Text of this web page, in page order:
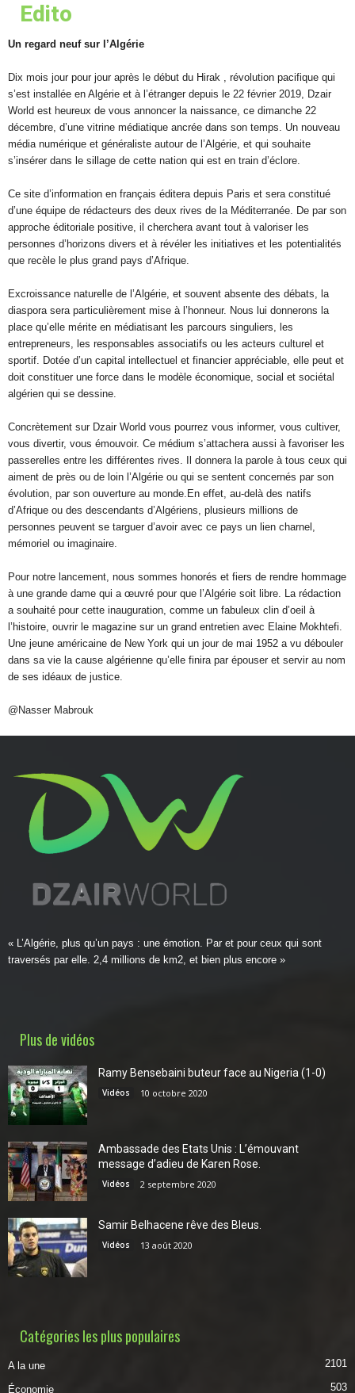
Edito
Un regard neuf sur l’Algérie
Dix mois jour pour jour après le début du Hirak , révolution pacifique qui
s’est installée en Algérie et à l’étranger depuis le 22 février 2019, Dzair
World est heureux de vous annoncer la naissance, ce dimanche 22
décembre, d’une vitrine médiatique ancrée dans son temps. Un nouveau
média numérique et généraliste autour de l’Algérie, et qui souhaite
s’insérer dans le sillage de cette nation qui est en train d’éclore.
Ce site d’information en français éditera depuis Paris et sera constitué
d’une équipe de rédacteurs des deux rives de la Méditerranée. De par son
approche éditoriale positive, il cherchera avant tout à valoriser les
personnes d’horizons divers et à révéler les initiatives et les potentialités
que recèle le plus grand pays d’Afrique.
Excroissance naturelle de l’Algérie, et souvent absente des débats, la
diaspora sera particulièrement mise à l’honneur. Nous lui donnerons la
place qu’elle mérite en médiatisant les parcours singuliers, les
entrepreneurs, les responsables associatifs ou les acteurs culturel et
sportif. Dotée d’un capital intellectuel et financier appréciable, elle peut et
doit constituer une force dans le modèle économique, social et sociétal
algérien qui se dessine.
Concrètement sur Dzair World vous pourrez vous informer, vous cultiver,
vous divertir, vous émouvoir. Ce médium s’attachera aussi à favoriser les
passerelles entre les différentes rives. Il donnera la parole à tous ceux qui
aiment de près ou de loin l’Algérie ou qui se sentent concernés par son
évolution, par son ouverture au monde.En effet, au-delà des natifs
d’Afrique ou des descendants d’Algériens, plusieurs millions de
personnes peuvent se targuer d’avoir avec ce pays un lien charnel,
mémoriel ou imaginaire.
Pour notre lancement, nous sommes honorés et fiers de rendre hommage
à une grande dame qui a œuvré pour que l’Algérie soit libre. La rédaction
a souhaité pour cette inauguration, comme un fabuleux clin d’oeil à
l’histoire, ouvrir le magazine sur un grand entretien avec Elaine Mokhtefi.
Une jeune américaine de New York qui un jour de mai 1952 a vu débouler
dans sa vie la cause algérienne qu’elle finira par épouser et servir au nom
de ses idéaux de justice.
@Nasser Mabrouk
« L’Algérie, plus qu’un pays : une émotion. Par et pour ceux qui sont
traversés par elle. 2,4 millions de km2, et bien plus encore »
Plus de vidéos
Ramy Bensebaini buteur face au Nigeria (1-0)
Vidéos 10 octobre 2020
Ambassade des Etats Unis : L’émouvant
message d’adieu de Karen Rose.
Vidéos 2 septembre 2020
Samir Belhacene rêve des Bleus.
Vidéos 13 août 2020
Catégories les plus populaires
A la une 2101
Économie 503